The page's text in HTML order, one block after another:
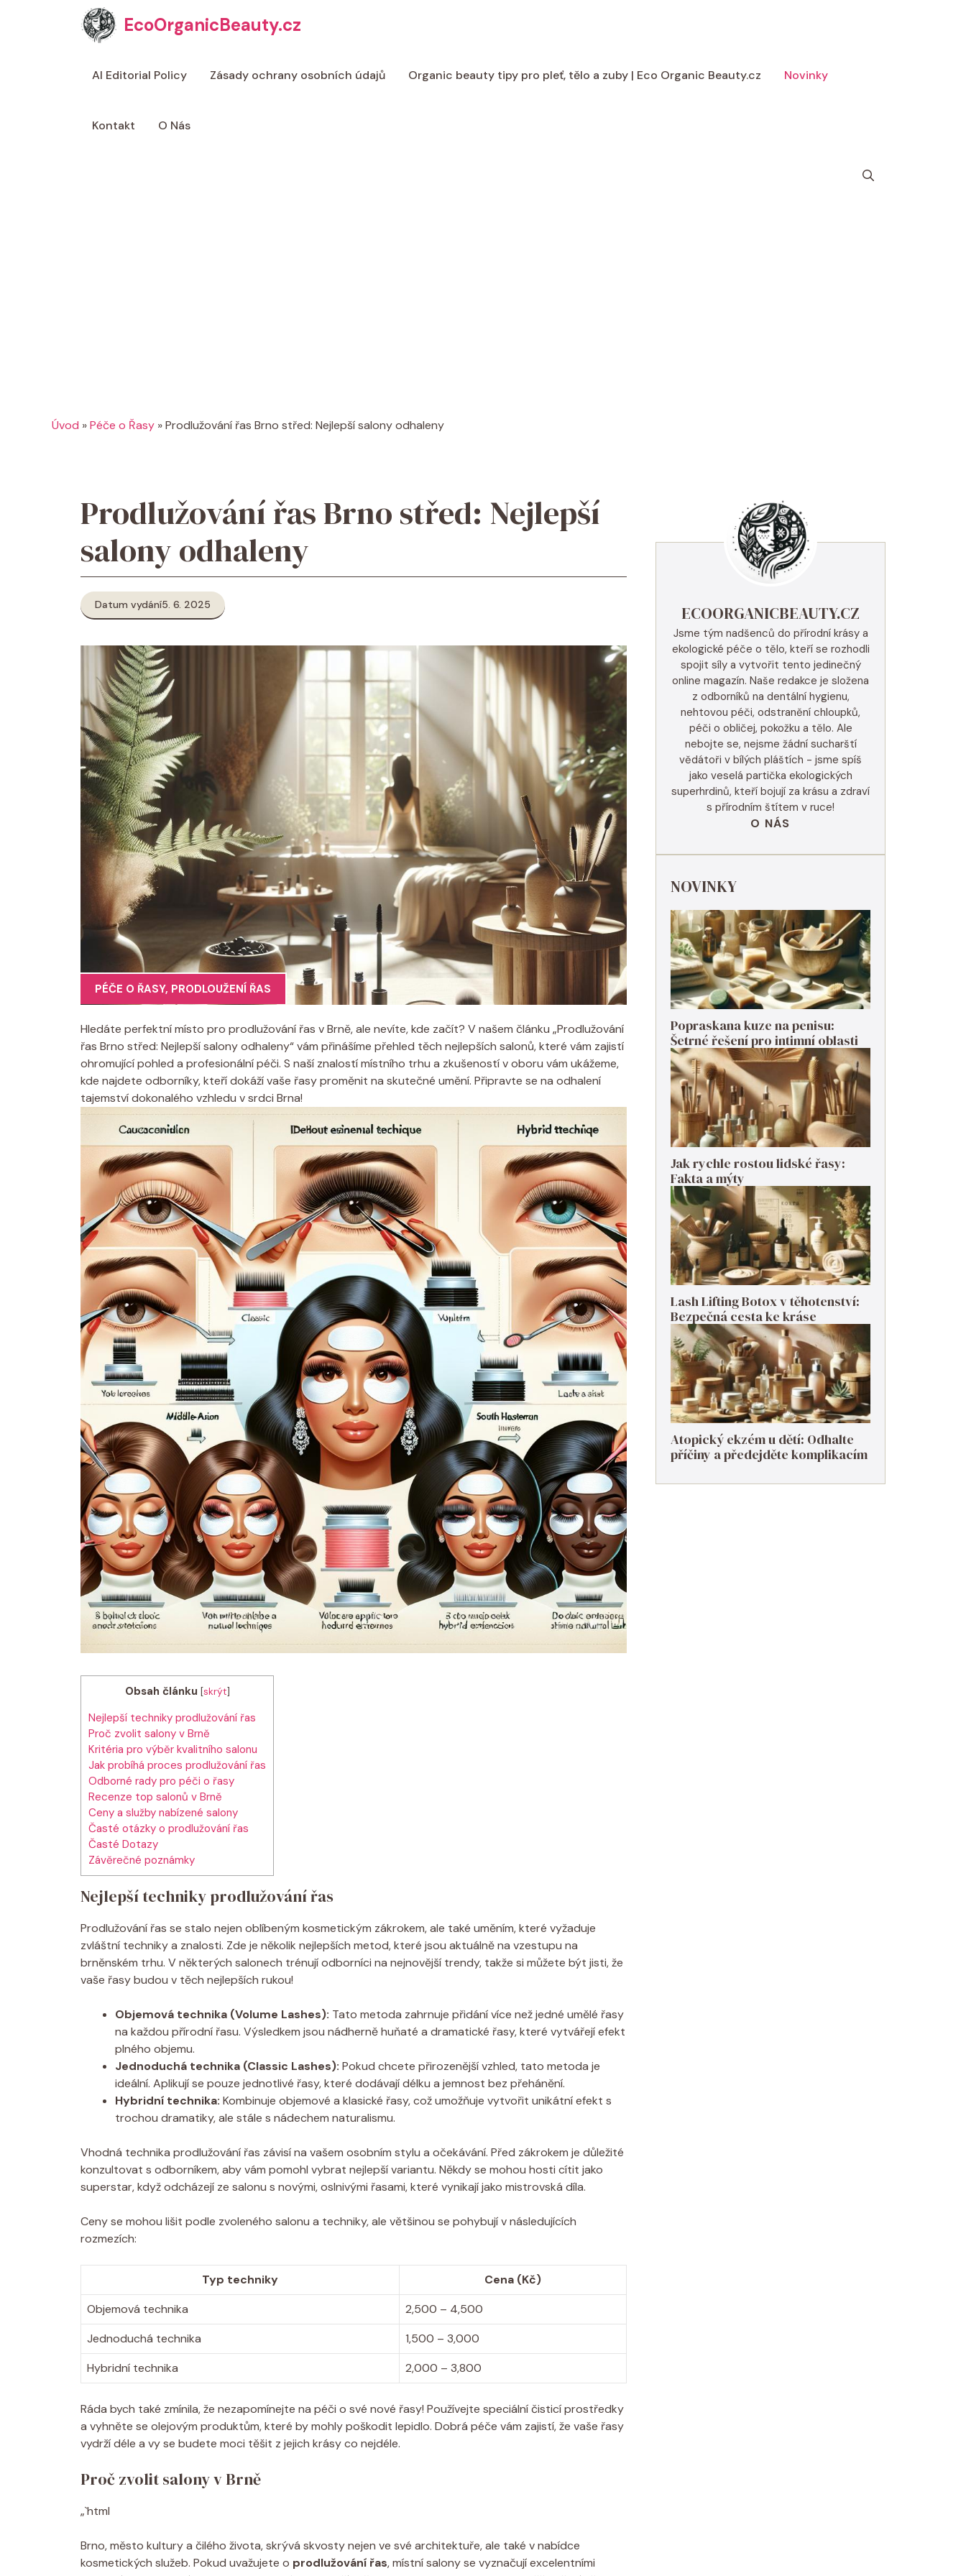
EcoOrganicBeauty.cz
AI Editorial Policy Zásady ochrany osobních údajů Organic beauty tipy pro pleť, tělo a zuby | Eco Organic Beauty.cz Novinky
Kontakt O Nás
Úvod »Péče o Řasy »Prodlužování řas Brno střed: Nejlepší salony odhaleny
Prodlužování řas Brno střed: Nejlepší
salony odhaleny
Datum vydání5. 6. 2025
PÉČE O ŘASY, PRODLOUŽENÍ ŘAS
Hledáte perfektní místo pro prodlužování řas v Brně, ale nevíte, kde začít? V našem článku „Prodlužování
řas Brno střed: Nejlepší salony odhaleny“ vám přinášíme přehled těch nejlepších salonů, které vám zajistí
ohromující pohled a profesionální péči. S naší znalostí místního trhu a zkušeností v oboru vám ukážeme,
kde najdete odborníky, kteří dokáží vaše řasy proměnit na skutečné umění. Připravte se na odhalení
tajemství dokonalého vzhledu v srdci Brna!
Obsah článku [skrýt]
Nejlepší techniky prodlužování řas
Proč zvolit salony v Brně
Kritéria pro výběr kvalitního salonu
Jak probíhá proces prodlužování řas
Odborné rady pro péči o řasy
Recenze top salonů v Brně
Ceny a služby nabízené salony
Časté otázky o prodlužování řas
Časté Dotazy
Závěrečné poznámky
Nejlepší techniky prodlužování řas
Prodlužování řas se stalo nejen oblíbeným kosmetickým zákrokem, ale také uměním, které vyžaduje
zvláštní techniky a znalosti. Zde je několik nejlepších metod, které jsou aktuálně na vzestupu na
brněnském trhu. V některých salonech trénují odborníci na nejnovější trendy, takže si můžete být jisti, že
vaše řasy budou v těch nejlepších rukou!
Objemová technika (Volume Lashes): Tato metoda zahrnuje přidání více než jedné umělé řasy
na každou přírodní řasu. Výsledkem jsou nádherně huňaté a dramatické řasy, které vytvářejí efekt
plného objemu.
Jednoduchá technika (Classic Lashes): Pokud chcete přirozenější vzhled, tato metoda je
ideální. Aplikují se pouze jednotlivé řasy, které dodávají délku a jemnost bez přehánění.
Hybridní technika: Kombinuje objemové a klasické řasy, což umožňuje vytvořit unikátní efekt s
trochou dramatiky, ale stále s nádechem naturalismu.
Vhodná technika prodlužování řas závisí na vašem osobním stylu a očekávání. Před zákrokem je důležité
konzultovat s odborníkem, aby vám pomohl vybrat nejlepší variantu. Někdy se mohou hosti cítit jako
superstar, když odcházejí ze salonu s novými, oslnivými řasami, které vynikají jako mistrovská díla.
Ceny se mohou lišit podle zvoleného salonu a techniky, ale většinou se pohybují v následujících
rozmezích:
Typ techniky
Cena (Kč)
Objemová technika
2,500 – 4,500
Jednoduchá technika
1,500 – 3,000
Hybridní technika
2,000 – 3,800
Ráda bych také zmínila, že nezapomínejte na péči o své nové řasy! Používejte speciální čisticí prostředky
a vyhněte se olejovým produktům, které by mohly poškodit lepidlo. Dobrá péče vám zajistí, že vaše řasy
vydrží déle a vy se budete moci těšit z jejich krásy co nejdéle.
Proč zvolit salony v Brně
„`html
Brno, město kultury a čilého života, skrývá skvosty nejen ve své architektuře, ale také v nabídce
kosmetických služeb. Pokud uvažujete o prodlužování řas, místní salony se vyznačují excelentními
ECOORGANICBEAUTY.CZ
Jsme tým nadšenců do přírodní krásy a
ekologické péče o tělo, kteří se rozhodli
spojit síly a vytvořit tento jedinečný
online magazín. Naše redakce je složena
z odborníků na dentální hygienu,
nehtovou péči, odstranění chloupků,
péči o obličej, pokožku a tělo. Ale
nebojte se, nejsme žádní sucharští
vědátoři v bílých pláštích - jsme spíš
jako veselá partička ekologických
superhrdinů, kteří bojují za krásu a zdraví
s přírodním štítem v ruce!
O NÁS
NOVINKY
Popraskana kuze na penisu:
Šetrné řešení pro intimní oblasti
Jak rychle rostou lidské řasy:
Fakta a mýty
Lash Lifting Botox v těhotenství:
Bezpečná cesta ke kráse
Atopický ekzém u dětí: Odhalte
příčiny a předejděte komplikacím